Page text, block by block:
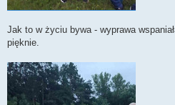
Jak to w życiu bywa - wyprawa
pięknie.